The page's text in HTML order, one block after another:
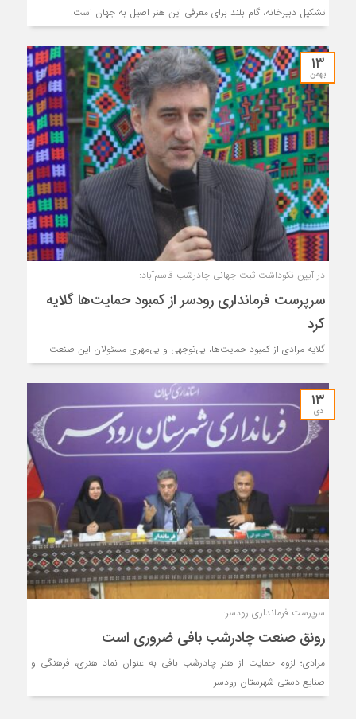
تشکیل دبیرخانه، گام بلند برای معرفی این هنر اصیل به جهان است.
۱۳
بهمن
در آیین نکوداشت ثبت جهانی چادرشب قاسم‌آباد:
سرپرست فرمانداری رودسر از کمبود حمایت‌ها گلایه
کرد
گلایه مرادی از کمبود حمایت‌ها، بی‌توجهی و بی‌مهری مسئولان این صنعت
۱۳
دی
سرپرست فرمانداری رودسر:
رونق صنعت چادرشب بافی ضروری است
مرادی؛ لزوم حمایت از هنر چادرشب بافی به عنوان نماد هنری، فرهنگی و
صنایع دستی شهرستان رودسر